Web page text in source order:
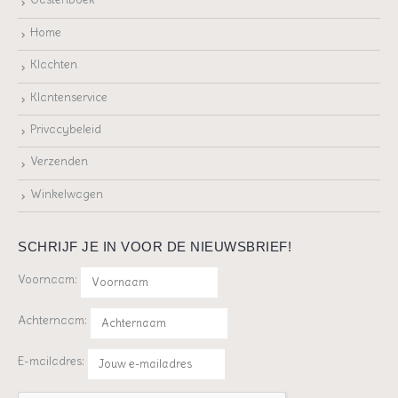
Home
Klachten
Klantenservice
Privacybeleid
Verzenden
Winkelwagen
SCHRIJF JE IN VOOR DE NIEUWSBRIEF!
Voornaam:
Achternaam:
E-mailadres: